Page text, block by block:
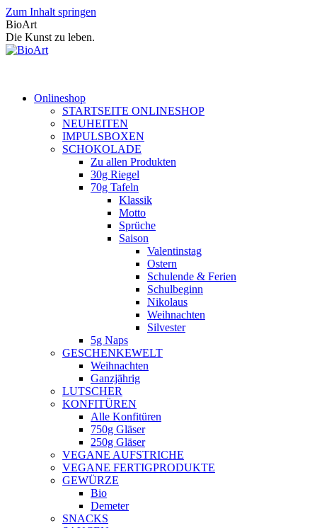
Zum Inhalt springen
BioArt
Die Kunst zu leben.
Onlineshop
STARTSEITE ONLINESHOP
NEUHEITEN
IMPULSBOXEN
SCHOKOLADE
Zu allen Produkten
30g Riegel
70g Tafeln
Klassik
Motto
Sprüche
Saison
Valentinstag
Ostern
Schulende & Ferien
Schulbeginn
Nikolaus
Weihnachten
Silvester
5g Naps
GESCHENKEWELT
Weihnachten
Ganzjährig
LUTSCHER
KONFITÜREN
Alle Konfitüren
750g Gläser
250g Gläser
VEGANE AUFSTRICHE
VEGANE FERTIGPRODUKTE
GEWÜRZE
Bio
Demeter
SNACKS